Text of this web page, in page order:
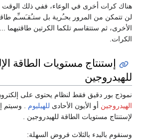
هناك كرات أخرى في الوعاء، ففي ذلك الوقت
لن تتمكن من المرور بحـُرية بل ستـُقـَسـِّم
الأخرى، ثم ستتقاسم تلكما الكرتين
الكرات.
إستنتاج مستويات الطاقة
للهيدروجين
نموذج بور دقيق فقط لنظام يحتوى على
الهيدروجين أو الأيون الأحادى للهيليوم . وسيتم
لإستنتاج مستويات الطاقة للهيدروجين .
وسنقوم بالبدء بالثلاث فروض السهلة: